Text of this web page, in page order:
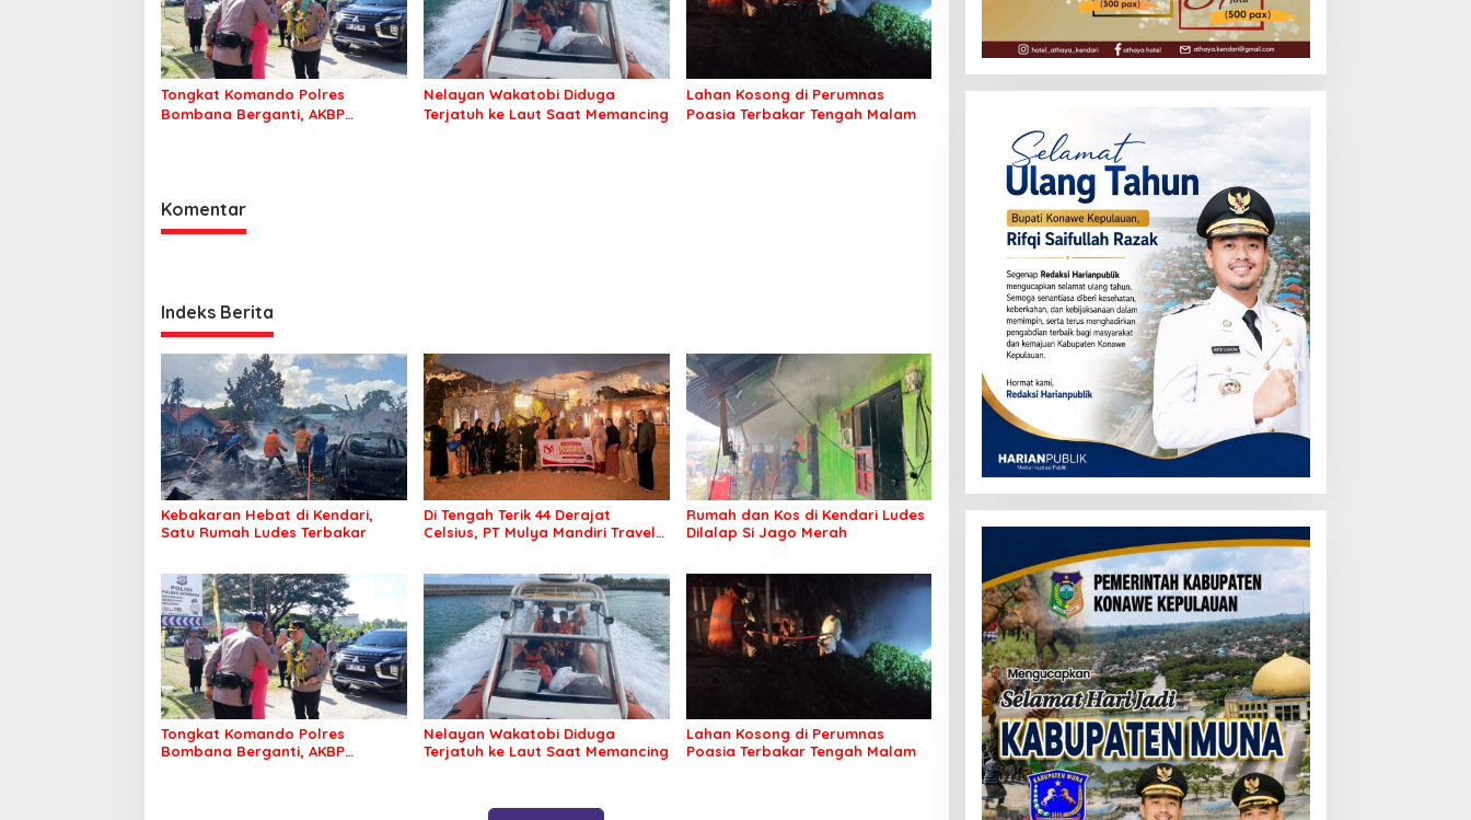
Tongkat Komando Polres
Bombana Berganti, AKBP
Nelayan Wakatobi Diduga
Terjatuh ke Laut Saat Memancing
Lahan Kosong di Perumnas
Poasia Terbakar Tengah Malam
Komentar
Indeks Berita
Kebakaran Hebat di Kendari,
Satu Rumah Ludes Terbakar
Di Tengah Terik 44 Derajat
Celsius, PT Mulya Mandiri Travel
Rumah dan Kos di Kendari Ludes
Dilalap Si Jago Merah
Tongkat Komando Polres
Bombana Berganti, AKBP
Nelayan Wakatobi Diduga
Terjatuh ke Laut Saat Memancing
Lahan Kosong di Perumnas
Poasia Terbakar Tengah Malam